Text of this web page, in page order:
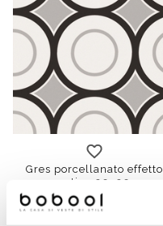
Gres porcellanato effetto
cementina 20x20cm -
Patchwork B&W 05
Ceramica Sant'Agostino